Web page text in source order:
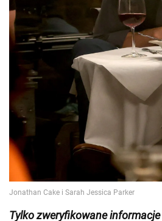
Tylkozweryfikowane informacje